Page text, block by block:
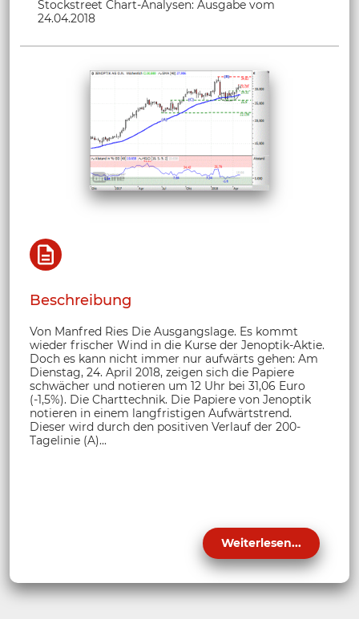
Stockstreet Chart-Analysen: Ausgabe vom
24.04.2018
Beschreibung
Von Manfred Ries Die Ausgangslage. Es kommt
wieder frischer Wind in die Kurse der Jenoptik-Aktie.
Doch es kann nicht immer nur aufwärts gehen: Am
Dienstag, 24. April 2018, zeigen sich die Papiere
schwächer und notieren um 12 Uhr bei 31,06 Euro
(-1,5%). Die Charttechnik. Die Papiere von Jenoptik
notieren in einem langfristigen Aufwärtstrend.
Dieser wird durch den positiven Verlauf der 200-
Tagelinie (A)...
Weiterlesen...